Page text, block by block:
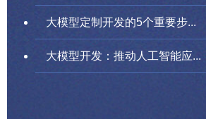
大模型定制开发的5个重要步...
大模型开发：推动人工智能应...